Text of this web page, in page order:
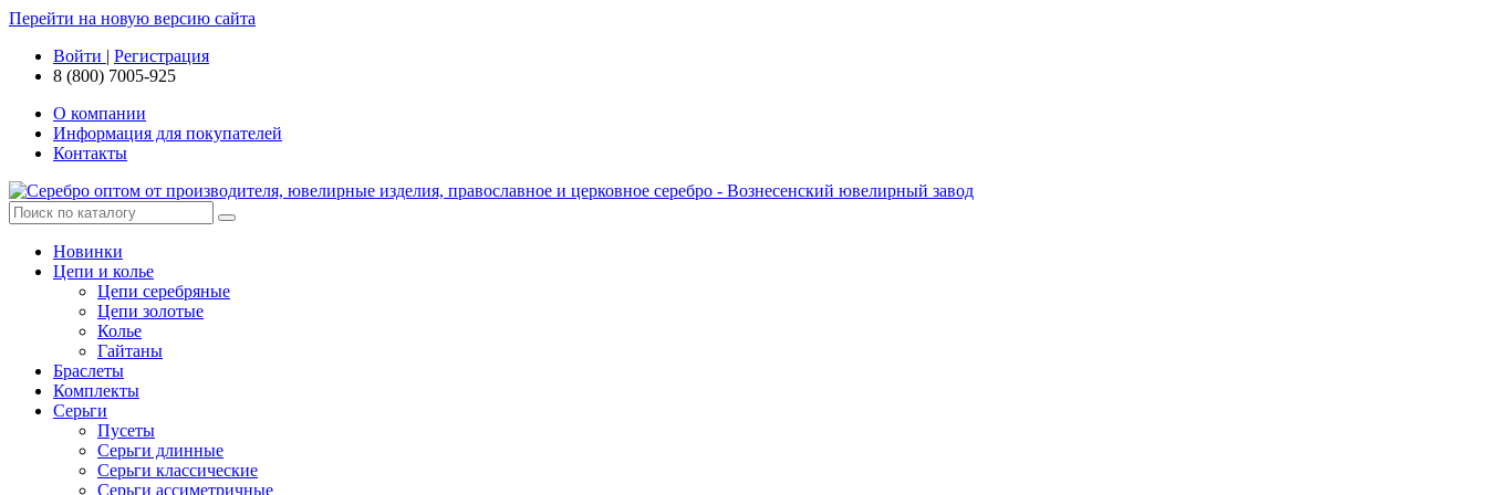
Перейти на новую версию сайта
Войти | Регистрация
8 (800) 7005-925
О компании
Информация для покупателей
Контакты
Новинки
Цепи и колье
Цепи серебряные
Цепи золотые
Колье
Гайтаны
Браслеты
Комплекты
Серьги
Пусеты
Серьги длинные
Серьги классические
Серьги ассиметричные